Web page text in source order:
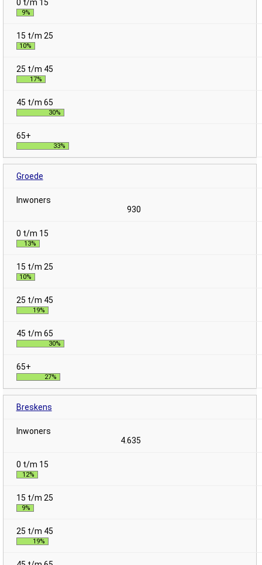
9%
10%
17%
30%
33%
Groede
930
13%
10%
19%
30%
27%
Breskens
4.635
12%
9%
19%